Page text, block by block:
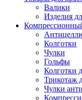
Валики
Изделия
Колготки
Чулки
Гольфы
Колготки
Трикотаж
Чулки